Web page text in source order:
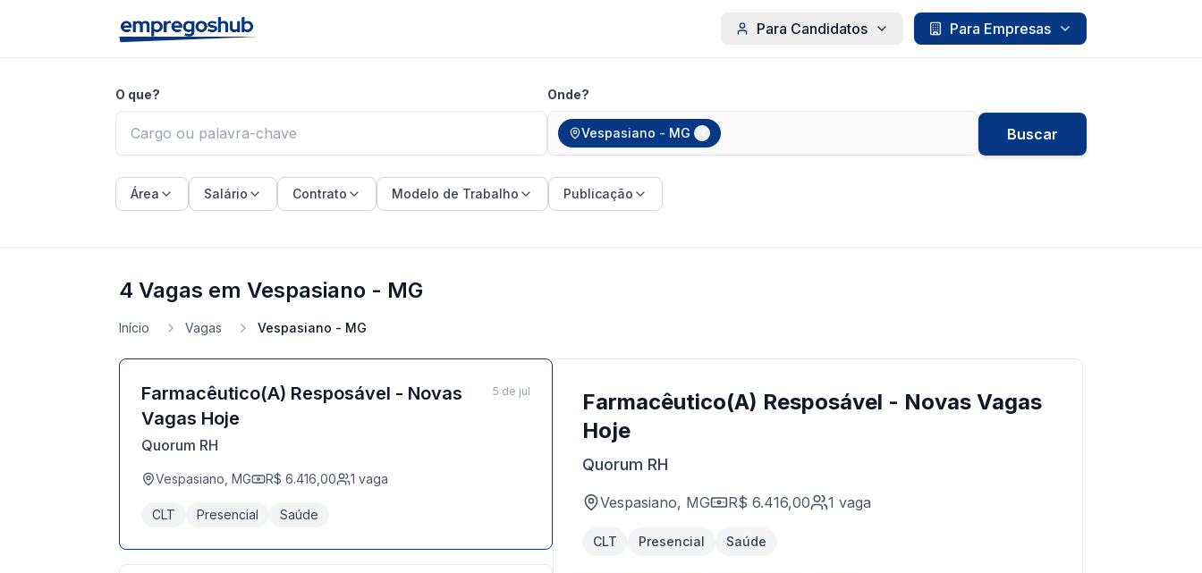
Para Candidatos Para Empresas
O que? Onde?
Vespasiano - MG Buscar
Área Salário Contrato Modelo de Trabalho Publicação
4 Vagas em Vespasiano - MG
Início Vagas Vespasiano - MG
Farmacêutico(A) Resposável - Novas
Vagas Hoje
Quorum RH
Vespasiano, MG R$ 6.416,00 1 vaga
CLT Presencial Saúde
5 de jul
Farmacêutico(A) Resposável - Novas Vagas
Hoje
Quorum RH
Vespasiano, MG R$ 6.416,00 1 vaga
CLT Presencial Saúde